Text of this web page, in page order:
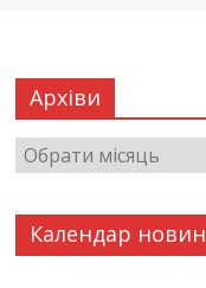
Архіви
Календар новин